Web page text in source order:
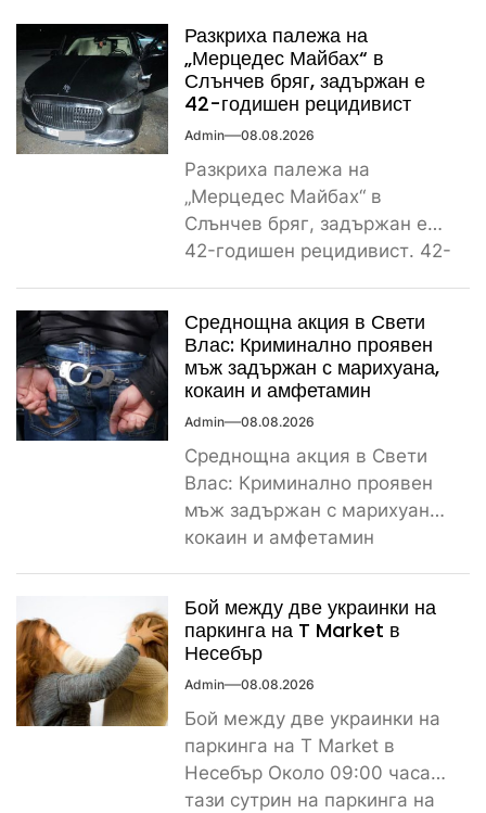
Разкриха палежа на
„Мерцедес Майбах“ в
Слънчев бряг, задържан е
42-годишен рецидивист
Admin 08.08.2026
Разкриха палежа на
„Мерцедес Майбах“ в
Слънчев бряг, задържан е
42-годишен рецидивист. 42-
ямболското...
Среднощна акция в Свети
Влас: Криминално проявен
мъж задържан с марихуана,
кокаин и амфетамин
Admin 08.08.2026
Среднощна акция в Свети
Влас: Криминално проявен
мъж задържан с марихуана,
кокаин и амфетамин
Бой между две украинки на
паркинга на T Market в
Несебър
Admin 08.08.2026
Бой между две украинки на
паркинга на T Market в
Несебър Около 09:00 часа
тази сутрин на паркинга на